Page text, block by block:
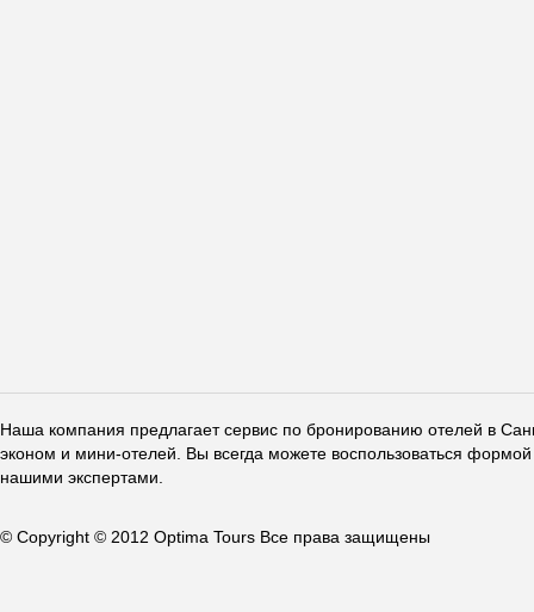
Наша компания предлагает сервис по бронированию отелей в
эконом и мини-отелей. Вы всегда можете воспользоваться
нашими экспертами.
© Copyright © 2012 Optima Tours Все права защищены